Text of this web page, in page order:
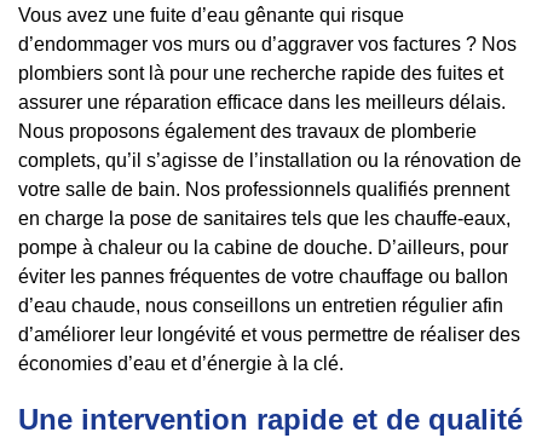
Vous avez une fuite d’eau gênante qui risque
d’endommager vos murs ou d’aggraver vos factures ? Nos
plombiers sont là pour une recherche rapide des fuites et
assurer une réparation efficace dans les meilleurs délais.
Nous proposons également des travaux de plomberie
complets, qu’il s’agisse de l’installation ou la rénovation de
votre salle de bain. Nos professionnels qualifiés prennent
en charge la pose de sanitaires tels que les chauffe-eaux,
pompe à chaleur ou la cabine de douche. D’ailleurs, pour
éviter les pannes fréquentes de votre chauffage ou ballon
d’eau chaude, nous conseillons un entretien régulier afin
d’améliorer leur longévité et vous permettre de réaliser des
économies d’eau et d’énergie à la clé.
Une intervention rapide et de qualité